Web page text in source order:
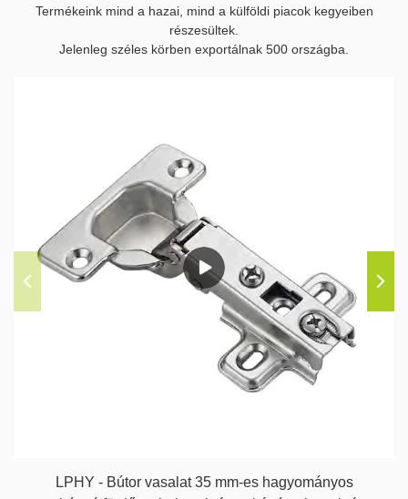
Termékeink mind a hazai, mind a külföldi piacok kegyeiben
részesültek.
Jelenleg széles körben exportálnak 500 országba.
LPHY - Bútor vasalat 35 mm-es hagyományos